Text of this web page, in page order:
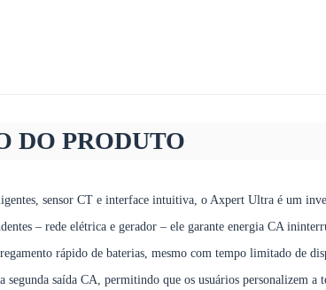
DO PRODUTO
sensor CT e interface intuitiva, o Axpert Ultra é um
– rede elétrica e gerador – ele garante energia CA
rápido de baterias, mesmo com tempo limitado de
saída CA, permitindo que os usuários personalizem a